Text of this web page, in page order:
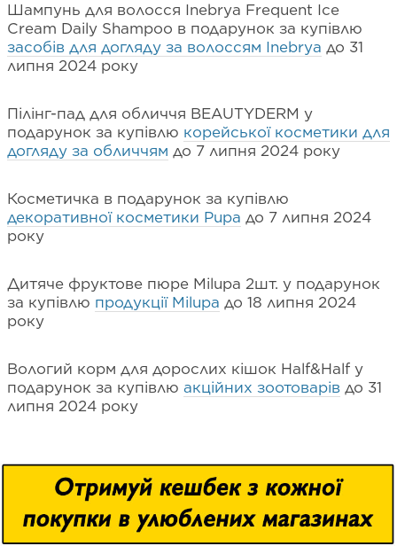
Шампунь для волосся Inebrya Frequent Ice
Cream Daily Shampoo в подарунок за купівлю
засобів для догляду за волоссям Inebrya до 31
липня 2024 року
Пілінг-пад для обличчя BEAUTYDERM у
подарунок за купівлю корейської косметики для
догляду за обличчям до 7 липня 2024 року
Косметичка в подарунок за купівлю
декоративної косметики Pupa до 7 липня 2024
року
Дитяче фруктове пюре Milupa 2шт. у подарунок
за купівлю продукції Milupa до 18 липня 2024
року
Вологий корм для дорослих кішок Half&Half у
подарунок за купівлю акційних зоотоварів до 31
липня 2024 року